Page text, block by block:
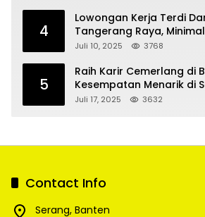
4
Lowongan Kerja Terdi
Tangerang Raya,
SMK
Juli 10, 2025 3768
5
Raih Karir Cemerlang di
Kesempatan Menarik di
Juli 17, 2025 3632
Contact Info
Serang, Banten